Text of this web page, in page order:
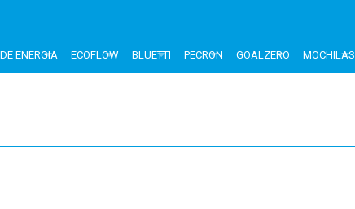
ENERGIA ECOFLOW BLUETTI PECRON GOALZERO MOCHILAS